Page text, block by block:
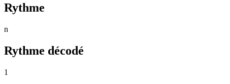
Rythme
n
Rythme décodé
1